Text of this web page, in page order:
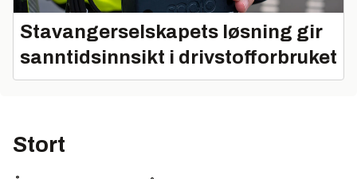
Stavangerselskapets løsning gir
sanntidsinnsikt i drivstofforbruket
Stort